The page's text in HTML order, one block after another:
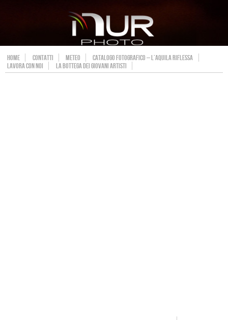
HOME CONTATTI METEO
CATALOGO FOTOGRAFICO – L’AQUILA RIFLESSA
LAVORA CON NOI
LA BOTTEGA DEI GIOVANI ARTISTI